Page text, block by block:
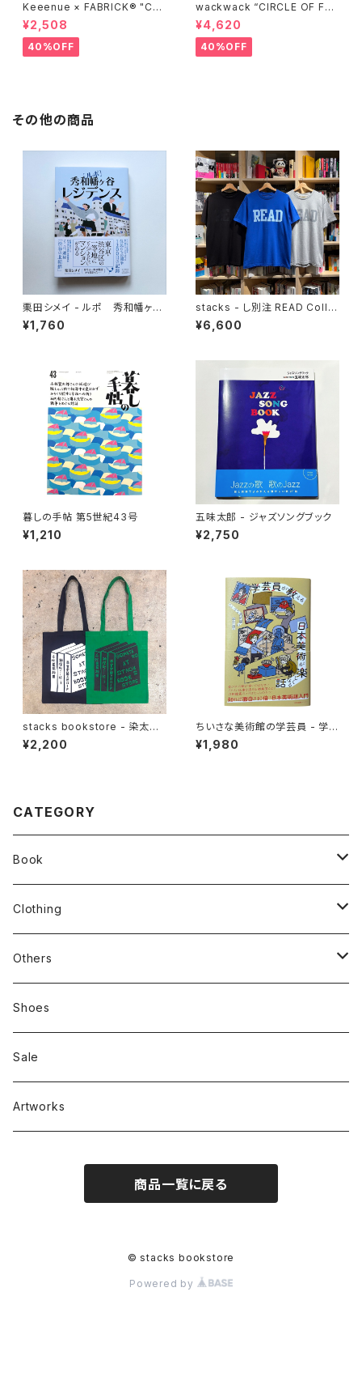
Keeenue × FABRICK®︎ "CO
MPACT SHOPPING BAG" st
acks Exclusive model
¥2,508
40%OFF
wackwack “CIRCLE OF FRI
ENDS” L/S TEE
¥4,620
40%OFF
その他の商品
栗田シメイ - ルポ 秀和幡ヶ谷
レジデンス
¥1,760
stacks - し別注 READ Colle
ge Tee
¥6,600
暮しの手帖 第5世紀43号
¥1,210
五味太郎 - ジャズソングブック
¥2,750
stacks bookstore - 染太郎
Tote
¥2,200
ちいさな美術館の学芸員 - 学芸
員が教える日本美術が楽しくな
る話
¥1,980
CATEGORY
Book
stacks
新刊本
Zine、Other
Clothing
Tees
Sweatshirts
Bag & Accessories
Others
Mixcd
RC SLUM / ROYALTY CLUB
雑貨
Shoes
Sale
Artworks
商品一覧に戻る
© stacks bookstore
Powered by